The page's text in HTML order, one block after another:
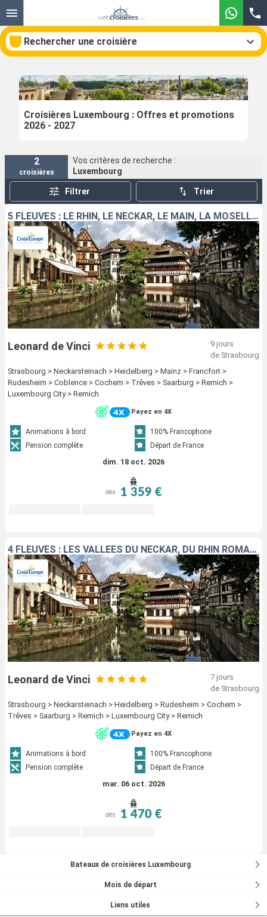
Rechercher une croisière
Ports Compagnies
Croisières Luxembourg : Offres et promotions
2026 - 2027
2
croisières
Vos critères de recherche :
Luxembourg
Filtrer Trier
5 FLEUVES : LE RHIN, LE NECKAR, LE MAIN, LA MOSELLE ET LA SARRE
Leonard de Vinci
9 jours
de Strasbourg
Strasbourg > Neckarsteinach > Heidelberg > Mainz > Francfort >
Rudesheim > Coblence > Cochem > Trêves > Saarburg > Remich >
Luxembourg City > Remich
Payez en 4X
Animations à bord
100% Francophone
Pension complète
Départ de France
dim. 18 oct. 2026
dès 1 359 €
4 FLEUVES : LES VALLÉES DU NECKAR, DU RHIN ROMANTIQUE, DE LA MOSELLE ET DE LA SARRE
Leonard de Vinci
7 jours
de Strasbourg
Strasbourg > Neckarsteinach > Heidelberg > Rudesheim > Cochem >
Trêves > Saarburg > Remich > Luxembourg City > Remich
Payez en 4X
Animations à bord
100% Francophone
Pension complète
Départ de France
mar. 06 oct. 2026
dès 1 470 €
Bateaux de croisières Luxembourg
Mois de départ
Liens utiles